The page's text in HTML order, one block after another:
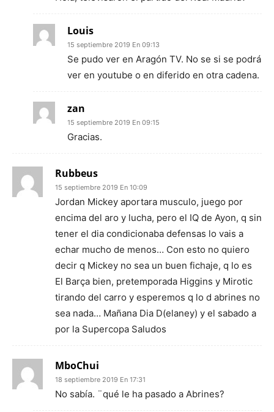
Louis
15 septiembre 2019 En 09:13
Se pudo ver en Aragón TV. No se si se podrá
ver en youtube o en diferido en otra cadena.
zan
15 septiembre 2019 En 09:15
Gracias.
Rubbeus
15 septiembre 2019 En 10:09
Jordan Mickey aportara musculo, juego por
encima del aro y lucha, pero el IQ de Ayon, q sin
tener el dia condicionaba defensas lo vais a
echar mucho de menos… Con esto no quiero
decir q Mickey no sea un buen fichaje, q lo es
El Barça bien, pretemporada Higgins y Mirotic
tirando del carro y esperemos q lo d abrines no
sea nada… Mañana Dia D(elaney) y el sabado a
por la Supercopa Saludos
MboChui
18 septiembre 2019 En 17:31
No sabía. ¨qué le ha pasado a Abrines?